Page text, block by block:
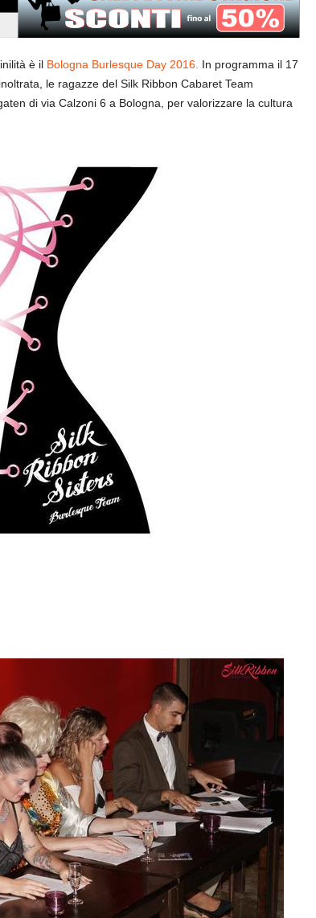
è il Bologna Burlesque Day 2016. In programma il 17
le ragazze del Silk Ribbon Cabaret Team
di via Calzoni 6 a Bologna, per valorizzare la cultura